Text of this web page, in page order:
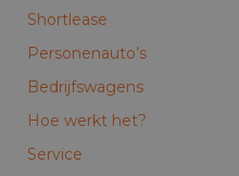
Shortlease
Personenauto’s
Bedrijfswagens
Hoe werkt het?
Service